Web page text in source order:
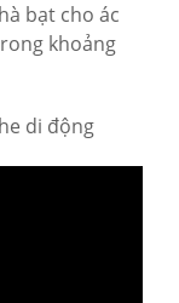
bạt cho ác
khoảng
di động